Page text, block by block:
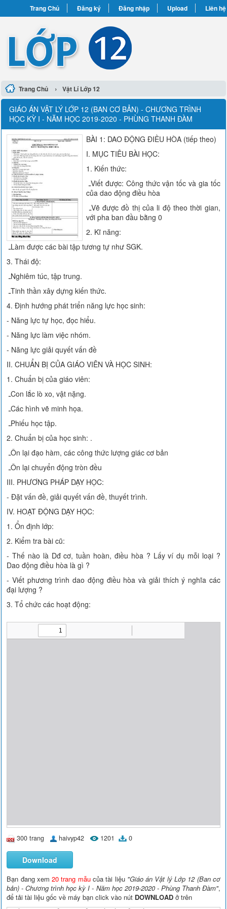
Trang Chủ Đăng ký Đăng nhập Upload Liên hệ
Trang Chủ › Vật Lí Lớp 12
GIÁO ÁN VẬT LÝ LỚP 12 (BAN CƠ BẢN) - CHƯƠNG TRÌNH
HỌC KỲ I - NĂM HỌC 2019-2020 - PHÙNG THANH ĐÀM
BÀI 1: DAO ĐỘNG ĐIỀU HÒA (tiếp theo)
I. MỤC TIÊU BÀI HỌC:
1. Kiến thức:
ـViết được: Công thức vận tốc và gia tốc
của dao động điều hòa
ـVẽ được đồ thị của li độ theo thời gian,
với pha ban đầu bằng 0
2. Kĩ năng:
ـLàm được các bài tập tương tự như SGK.
3. Thái độ:
ـNghiêm túc, tập trung.
ـTinh thần xây dựng kiến thức.
4. Định hướng phát triển năng lực học sinh:
- Năng lực tự học, đọc hiểu.
- Năng lực làm việc nhóm.
- Năng lực giải quyết vấn đề
II. CHUẨN BỊ CỦA GIÁO VIÊN VÀ HỌC SINH:
1. Chuẩn bị của giáo viên:
ـCon lắc lò xo, vật nặng.
ـCác hình vẽ minh họa.
ـPhiếu học tập.
2. Chuẩn bị của học sinh: .
ـÔn lại đạo hàm, các công thức lượng giác cơ bản
ـÔn lại chuyển động tròn đều
III. PHƯƠNG PHÁP DẠY HỌC:
- Đặt vấn đề, giải quyết vấn đề, thuyết trình.
IV. HOẠT ĐỘNG DẠY HỌC:
1. Ổn định lớp:
2. Kiểm tra bài cũ:
- Thế nào là Dđ cơ, tuần hoàn, điều hòa ? Lấy ví dụ mỗi loại ?
Dao động điều hòa là gì ?
- Viết phương trình dao động điều hòa và giải thích ý nghĩa các
đại lượng ?
3. Tổ chức các hoạt động:
300 trang haivyp42 1201 0
Download
Bạn đang xem20 trang mẫucủa tài liệu "Giáo án Vật lý Lớp 12 (Ban cơ
bản) - Chương trình học kỳ I - Năm học 2019-2020 - Phùng Thanh Đàm",
để tải tài liệu gốc về máy bạn click vào nút DOWNLOAD ở trên